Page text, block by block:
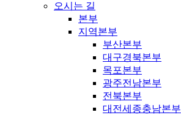
오시는 길
본부
지역본부
부산본부
대구경북본부
목포본부
광주전남본부
전북본부
대전세종충남본부